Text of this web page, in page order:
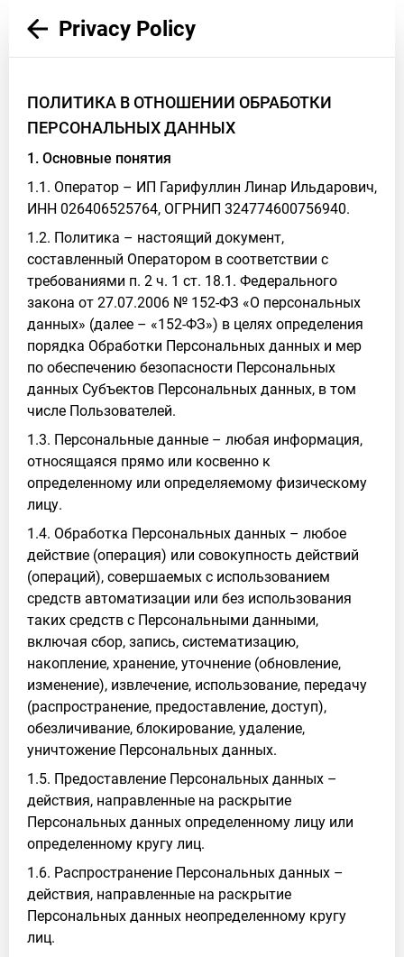
Privacy Policy
ПОЛИТИКА В ОТНОШЕНИИ ОБРАБОТКИ
ПЕРСОНАЛЬНЫХ ДАННЫХ
1. Основные понятия
1.1. Оператор – ИП Гарифуллин Линар Ильдарович,
ИНН 026406525764, ОГРНИП 324774600756940.
1.2. Политика – настоящий документ,
составленный Оператором в соответствии с
требованиями п. 2 ч. 1 ст. 18.1. Федерального
закона от 27.07.2006 № 152-ФЗ «О персональных
данных» (далее – «152-ФЗ») в целях определения
порядка Обработки Персональных данных и мер
по обеспечению безопасности Персональных
данных Субъектов Персональных данных, в том
числе Пользователей.
1.3. Персональные данные – любая информация,
относящаяся прямо или косвенно к
определенному или определяемому физическому
лицу.
1.4. Обработка Персональных данных – любое
действие (операция) или совокупность действий
(операций), совершаемых с использованием
средств автоматизации или без использования
таких средств с Персональными данными,
включая сбор, запись, систематизацию,
накопление, хранение, уточнение (обновление,
изменение), извлечение, использование, передачу
(распространение, предоставление, доступ),
обезличивание, блокирование, удаление,
уничтожение Персональных данных.
1.5. Предоставление Персональных данных –
действия, направленные на раскрытие
Персональных данных определенному лицу или
определенному кругу лиц.
1.6. Распространение Персональных данных –
действия, направленные на раскрытие
Персональных данных неопределенному кругу
лиц.